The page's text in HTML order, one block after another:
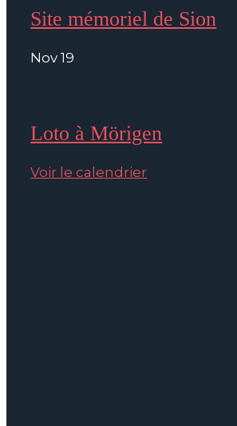
Site mémoriel de Sion
Nov19
Loto à Mörigen
Voir le calendrier